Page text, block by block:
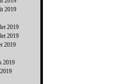
2019
2019
2019
2019
2019